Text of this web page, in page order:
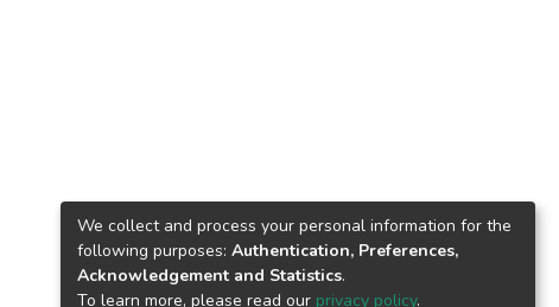
We collect and process your personal information for the
following purposes: Authentication, Preferences,
Acknowledgement and Statistics.
To learn more, please read our privacy policy.